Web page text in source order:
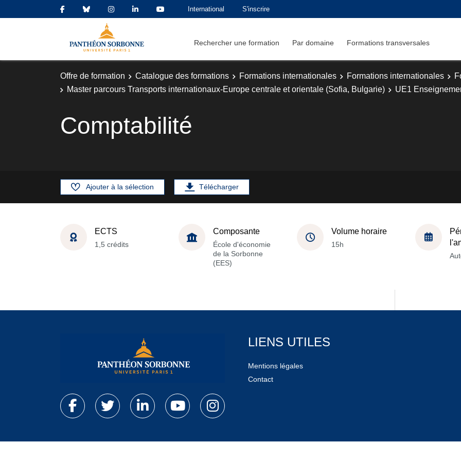
International S'inscrire
Rechercher une formation Par domaine Formations transversales
Offre de formation Catalogue des formations Formations internationales Formations internationales
Master parcours Transports internationaux-Europe centrale et orientale (Sofia, Bulgarie)
UE1
Comptabilité
Ajouter à la sélection Télécharger
ECTS
1,5 crédits
Composante
École d'économie
de la Sorbonne
(EES)
Volume horaire
15h
LIENS UTILES
Mentions légales
Contact